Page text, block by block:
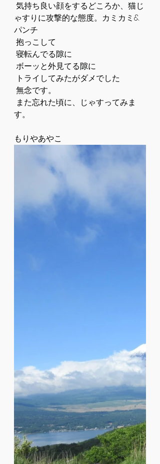
ゃすりに攻撃的な態度。カミカミ&
パンチ
抱っこして
寝転んでる隙に
ボーッと外見てる隙に
トライしてみたがダメでした
無念です。
す。
もりやあやこ